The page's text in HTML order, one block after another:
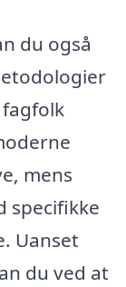
du også
mens
specifikke
Uanset
du ved at